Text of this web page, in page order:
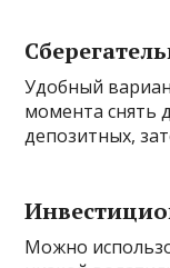
Удобный
момента снять
депозитных,
Можно